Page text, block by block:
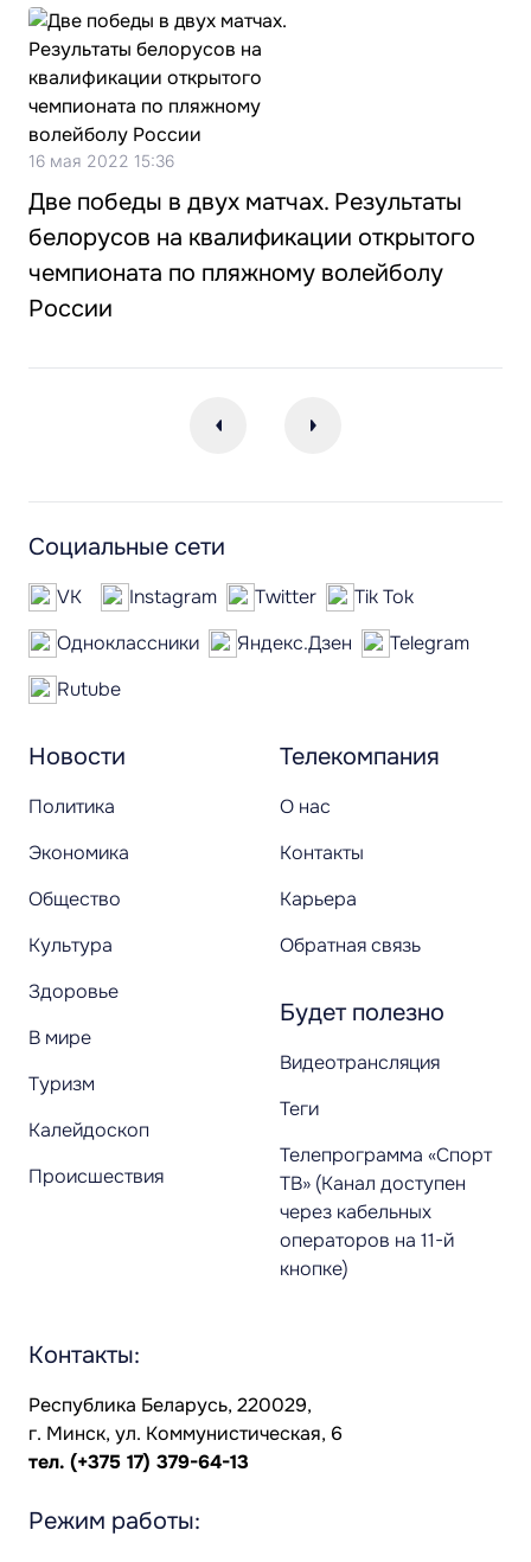
16 мая 2022 15:36
Две победы в двух матчах. Результаты
белорусов на квалификации открытого
чемпионата по пляжному волейболу
России
Новости
Политика
Экономика
Общество
Культура
Здоровье
В мире
Туризм
Калейдоскоп
Происшествия
Телекомпания
О нас
Контакты
Карьера
Обратная связь
Будет полезно
Видеотрансляция
Теги
Телепрограмма «Спорт
ТВ» (Канал доступен
через кабельных
операторов на 11-й
кнопке)
Социальные сети
VK Instagram Twitter
Tik Tok
Одноклассники
Яндекс.Дзен
Telegram
Rutube
Контакты:
Республика Беларусь, 220029,
г. Минск, ул. Коммунистическая, 6
тел. (+375 17) 379-64-13
Режим работы: